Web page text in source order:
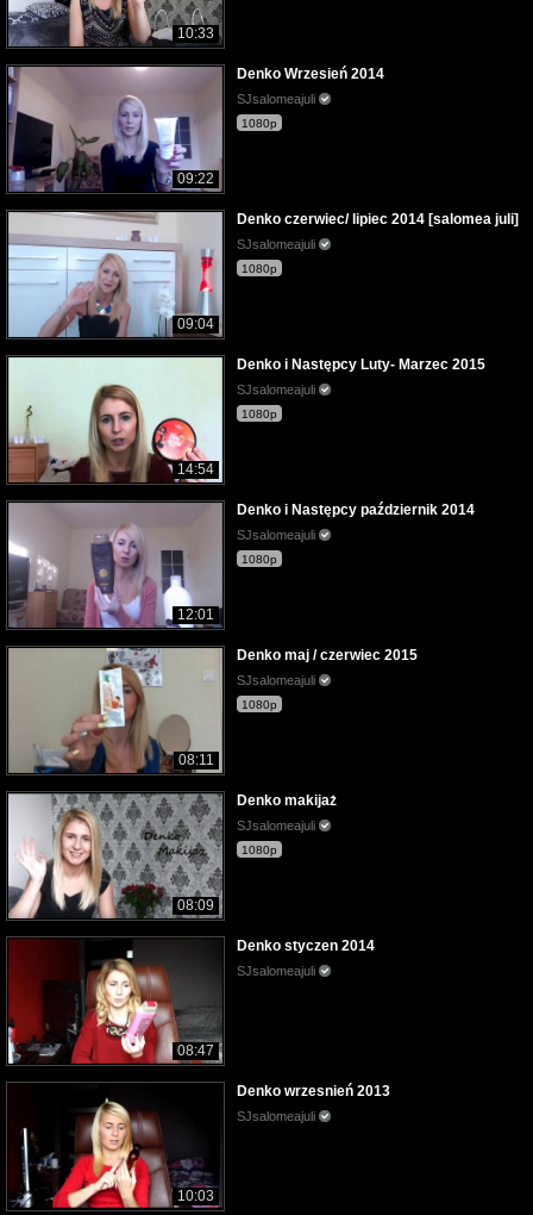
10:33
09:22
Denko Wrzesień 2014
SJsalomeajuli
1080p
09:04
Denko czerwiec/ lipiec 2014 [salomea juli]
SJsalomeajuli
1080p
14:54
Denko i Następcy Luty- Marzec 2015
SJsalomeajuli
1080p
12:01
Denko i Następcy październik 2014
SJsalomeajuli
1080p
08:11
Denko maj / czerwiec 2015
SJsalomeajuli
1080p
08:09
Denko makijaż
SJsalomeajuli
1080p
08:47
Denko styczen 2014
SJsalomeajuli
10:03
Denko wrzesnień 2013
SJsalomeajuli